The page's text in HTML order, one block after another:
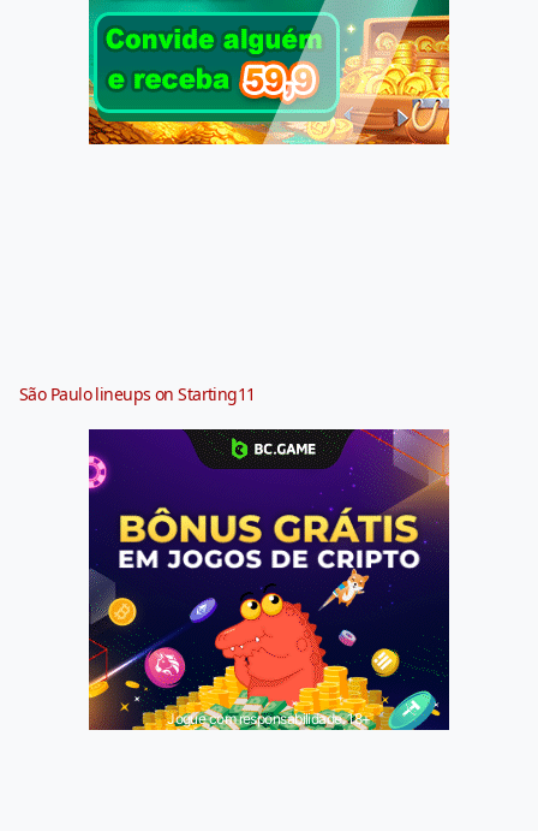
São Paulo lineups on Starting11
Jogue com responsabilidade. 18+